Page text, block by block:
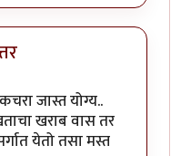
byसौन्दर्य
जास्त योग्य..
खराब वास तर
येतो तसा मस्त